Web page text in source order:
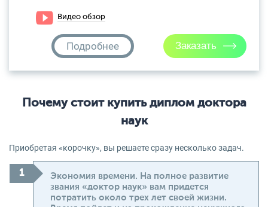
Видео обзор
Подробнее
Почему стоит купить диплом доктора
наук
Приобретая «корочку», вы решаете сразу несколько задач.
Экономия времени. На полное развитие
звания «доктор наук» вам придется
потратить около трех лет своей жизни.